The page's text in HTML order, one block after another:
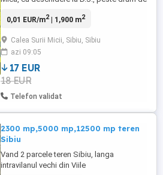
teren în spatele caselor pe
capete,se poate împărți în 2 parcele. Preț
27 euro mp
0,01 EUR/m2| 1,900 m2
Calea Surii Micii, Sibiu, Sibiu
azi 09:05
17 EUR
18 EUR
Telefon validat
2300 mp,5000 mp,12500 mp teren
Sibiu
Vand 2 parcele teren Sibiu, langa
intravilanul vechi din Viile